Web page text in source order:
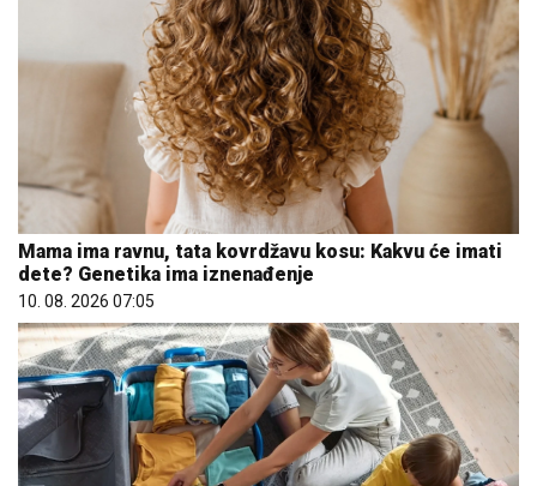
Mama ima ravnu, tata kovrdžavu kosu: Kakvu će imati
dete? Genetika ima iznenađenje
10. 08. 2026 07:05